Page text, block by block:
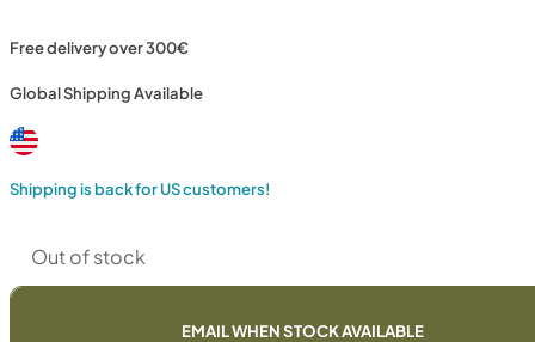
Free delivery over 300€
Global Shipping Available
Shipping is back for US customers!
Out of stock
EMAIL WHEN STOCK AVAILABLE